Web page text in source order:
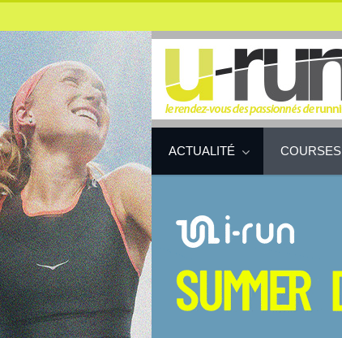
ACTUALITÉ COURSES